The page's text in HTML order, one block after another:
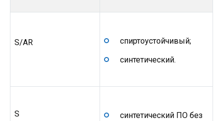
S/AR спиртоустойчивый;
синтетический.
S
синтетический ПО без